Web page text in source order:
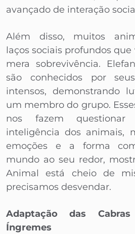
avançado de interação
Além disso, muitos
laços sociais profundos
mera sobrevivência.
são conhecidos por
intensos, demonstrando
um membro do grupo.
nos fazem
inteligência dos animais,
emoções e a forma
mundo ao seu redor,
Animal está cheio de
precisamos desvendar.
Adaptação das
Íngremes